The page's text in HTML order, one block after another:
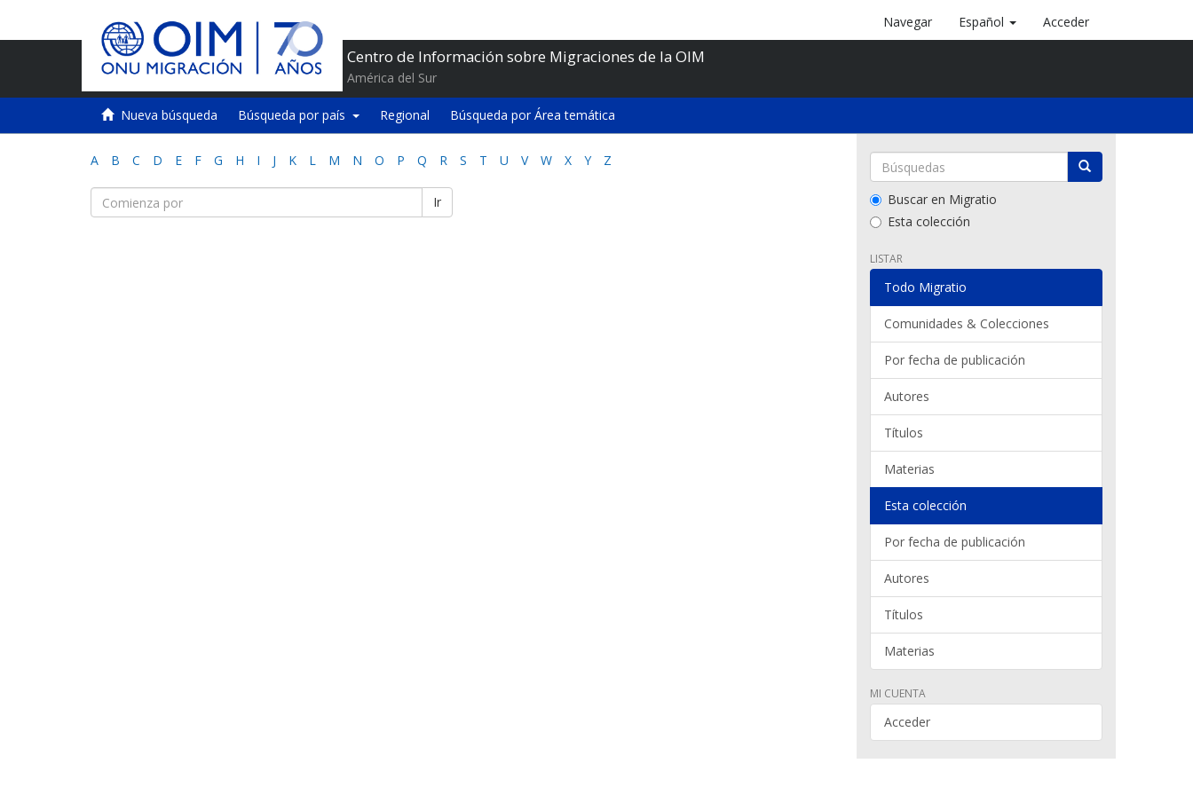
Centro de Información sobre Migraciones de la OIM
América del Sur
Navegar Español Acceder
Nueva búsqueda Búsqueda por país Regional Búsqueda por Área temática
A B C D E F G H I J K L M N O P Q R S T U V W X Y Z
Ir
Buscar en Migratio
Esta colección
LISTAR
Todo Migratio
Comunidades & Colecciones
Por fecha de publicación
Autores
Títulos
Materias
Esta colección
Por fecha de publicación
Autores
Títulos
Materias
MI CUENTA
Acceder